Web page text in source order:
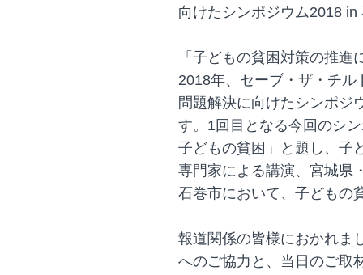
向けたシンポジウム2018
「子どもの貧困対策の推
2018年、セーブ・ザ・チ
問題解決に向けたシンポジ
す。1回目となる今回のシ
子どもの貧困」と題し、子
専門家による講演、宮城県
石巻市において、子どもの
報道関係の皆様におかれま
へのご協力と、当日のご取